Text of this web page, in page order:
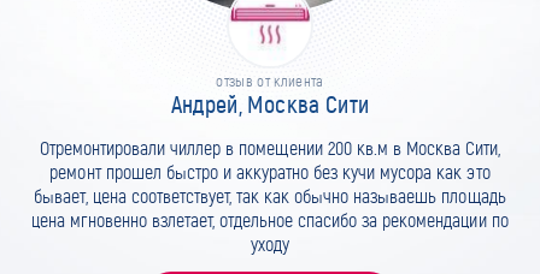
отзыв от клиента
Андрей, Москва Сити
Отремонтировали чиллер в помещении 200 кв.м в Москва Сити,
ремонт прошел быстро и аккуратно без кучи мусора как это
бывает, цена соответствует, так как обычно называешь площадь
цена мгновенно взлетает, отдельное спасибо за рекомендации по
уходу